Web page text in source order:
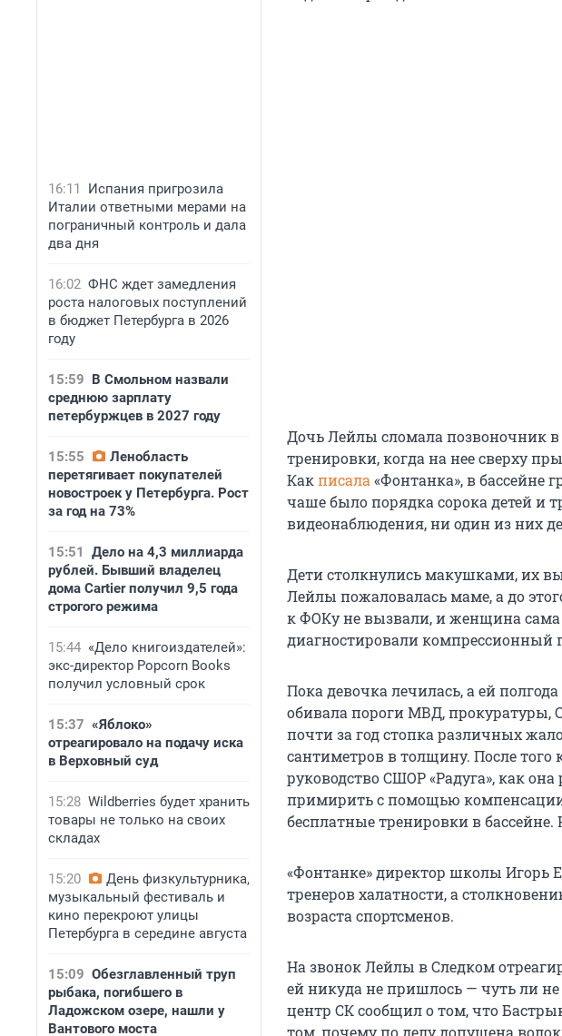
16:11
Испания пригрозила
Италии ответными мерами на
пограничный контроль и дала
два дня
16:02 ФНС ждет замедления
роста налоговых поступлений
в бюджет Петербурга в 2026
году
15:59 В Смольном назвали
среднюю зарплату
петербуржцев в 2027 году
15:55
Ленобласть
перетягивает покупателей
новостроек у Петербурга. Рост
за год на 73%
15:51
Дело на 4,3 миллиарда
рублей. Бывший владелец
дома Cartier получил 9,5 года
строгого режима
15:44 «Дело книгоиздателей»:
экс-директор Popcorn Books
получил условный срок
15:37 «Яблоко»
отреагировало на подачу иска
в Верховный суд
15:28 Wildberries будет хранить
товары не только на своих
складах
15:20
День физкультурника,
музыкальный фестиваль и
кино перекроют улицы
Петербурга в середине августа
15:09 Обезглавленный труп
рыбака, погибшего в
Ладожском озере, нашли у
Вантового моста
Дочь Лейлы сломала позвоночник в
тренировки, когда на нее сверху
Какписала «Фонтанка», в бассейне
чаше было порядка сорока детей и
видеонаблюдения, ни один из них
Дети столкнулись макушками, их
Лейлы пожаловалась маме, а до
к ФОКу не вызвали, и женщина сама
диагностировали компрессионный
Пока девочка лечилась, а ей
обивала пороги МВД, прокуратуры,
почти за год стопка различных
сантиметров в толщину. После того
руководство СШОР «Радуга», как
примирить с помощью
бесплатные тренировки в бассейне.
«Фонтанке» директор школы Игорь
тренеров халатности, а
возраста спортсменов.
На звонок Лейлы в Следком
ей никуда не пришлось — чуть ли
центр СК сообщил о том, что
том, почему по делу допущена